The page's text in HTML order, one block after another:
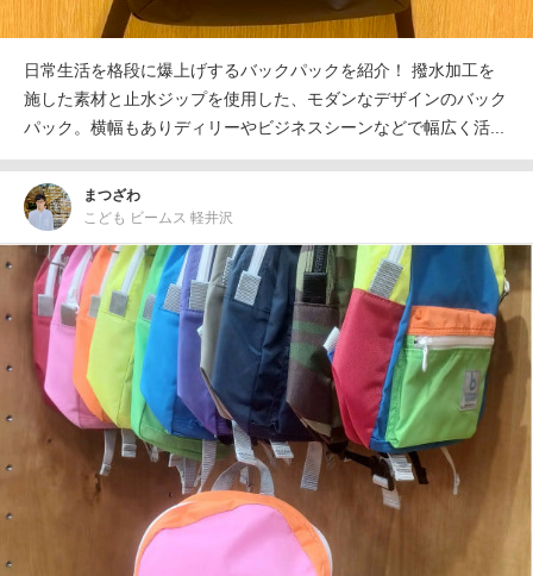
日常生活を格段に爆上げするバックパックを紹介！ 撥水加工を
施した素材と止水ジップを使用した、モダンなデザインのバック
パック。横幅もありディリーやビジネスシーンなどで幅広く活...
まつざわ
こども ビームス 軽井沢